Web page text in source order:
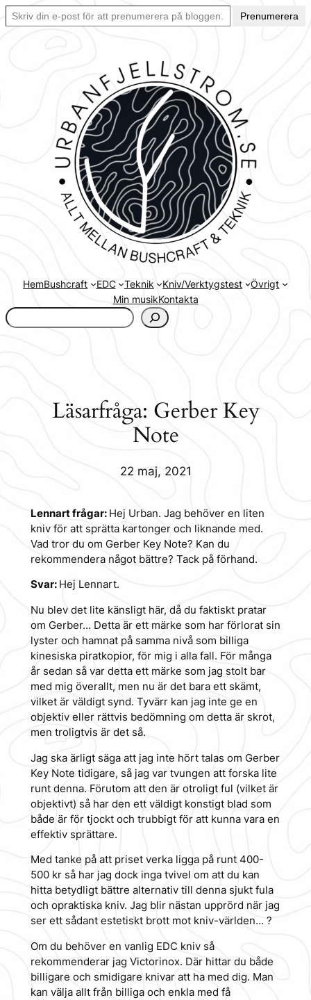
Hoppa
Skriv din e-post för att prenumerera på bloggen… Ett enkelt sätt att hålla sig uppdaterad automatiskt.
Prenumerera
HemBushcraft EDC Teknik Kniv/Verktygstest
Övrigt
Min musikKontakta
www.urbanfjellstrom.se/jamforelselistan/
Läsarfråga: Gerber Key
Note
22 maj, 2021
Lennart frågar: Hej Urban. Jag behöver en liten
kniv för att sprätta kartonger och liknande med.
Vad tror du om Gerber Key Note? Kan du
rekommendera något bättre? Tack på förhand.
Svar: Hej Lennart.
Nu blev det lite känsligt här, då du faktiskt pratar
om Gerber… Detta är ett märke som har förlorat sin
lyster och hamnat på samma nivå som billiga
kinesiska piratkopior, för mig i alla fall. För många
år sedan så var detta ett märke som jag stolt bar
med mig överallt, men nu är det bara ett skämt,
vilket är väldigt synd. Tyvärr kan jag inte ge en
objektiv eller rättvis bedömning om detta är skrot,
men troligtvis är det så.
Jag ska ärligt säga att jag inte hört talas om Gerber
Key Note tidigare, så jag var tvungen att forska lite
runt denna. Förutom att den är otroligt ful (vilket är
objektivt) så har den ett väldigt konstigt blad som
både är för tjockt och trubbigt för att kunna vara en
effektiv sprättare.
Med tanke på att priset verka ligga på runt 400-
500 kr så har jag dock inga tvivel om att du kan
hitta betydligt bättre alternativ till denna sjukt fula
och opraktiska kniv. Jag blir nästan upprörd när jag
ser ett sådant estetiskt brott mot kniv-världen… ?
Om du behöver en vanlig EDC kniv så
rekommenderar jag Victorinox. Där hittar du både
billigare och smidigare knivar att ha med dig. Man
kan välja allt från billiga och enkla med få